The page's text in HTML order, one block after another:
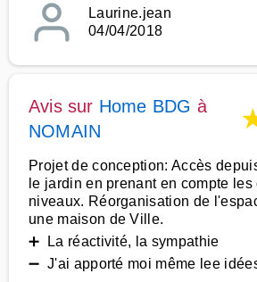
Laurine.jean
04/04/2018
Avis sur Home BDG à
NOMAIN
Projet de conception: Accès
le jardin en prenant en compte
niveaux. Réorganisation de
une maison de Ville.
➕ La réactivité, la sympathie
➖ J'ai apporté moi même lee